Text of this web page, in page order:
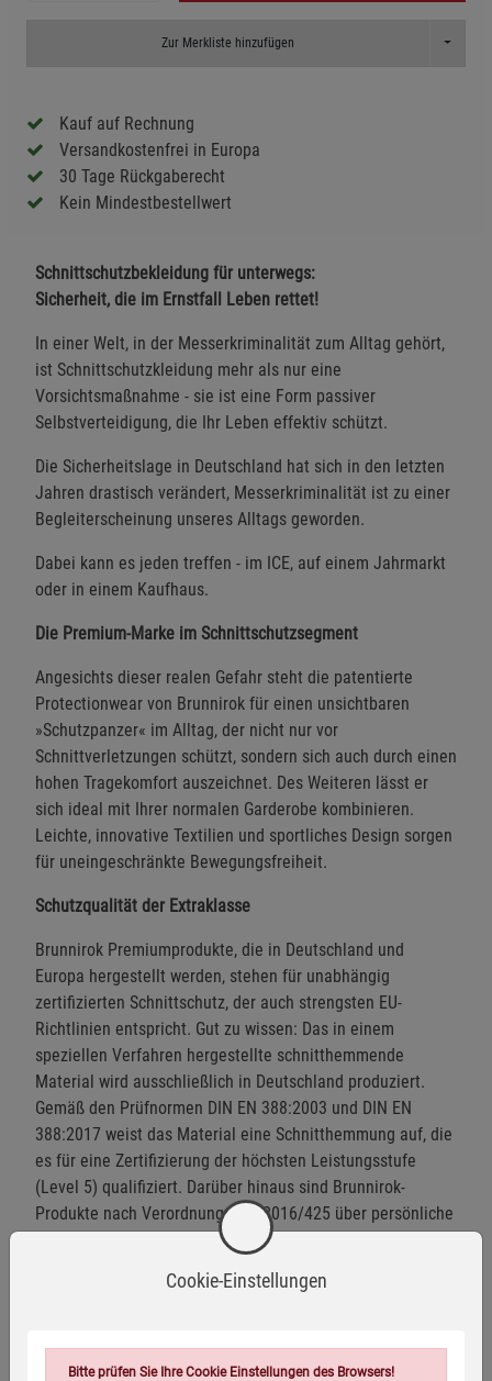
Zur Merkliste hinzufügen Toggle
Kauf auf Rechnung
Versandkostenfrei in Europa
30 Tage Rückgaberecht
Kein Mindestbestellwert
Schnittschutzbekleidung für unterwegs:
Sicherheit, die im Ernstfall Leben rettet!
In einer Welt, in der Messerkriminalität zum Alltag gehört,
ist Schnittschutzkleidung mehr als nur eine
Vorsichtsmaßnahme - sie ist eine Form passiver
Selbstverteidigung, die Ihr Leben effektiv schützt.
Die Sicherheitslage in Deutschland hat sich in den letzten
Jahren drastisch verändert, Messerkriminalität ist zu einer
Begleiterscheinung unseres Alltags geworden.
Dabei kann es jeden treffen - im ICE, auf einem Jahrmarkt
oder in einem Kaufhaus.
Die Premium-Marke im Schnittschutzsegment
Angesichts dieser realen Gefahr steht die patentierte
Protectionwear von Brunnirok für einen unsichtbaren
»Schutzpanzer« im Alltag, der nicht nur vor
Schnittverletzungen schützt, sondern sich auch durch einen
hohen Tragekomfort auszeichnet. Des Weiteren lässt er
sich ideal mit Ihrer normalen Garderobe kombinieren.
Leichte, innovative Textilien und sportliches Design sorgen
für uneingeschränkte Bewegungsfreiheit.
Schutzqualität der Extraklasse
Brunnirok Premiumprodukte, die in Deutschland und
Europa hergestellt werden, stehen für unabhängig
zertifizierten Schnittschutz, der auch strengsten EU-
Richtlinien entspricht. Gut zu wissen: Das in einem
speziellen Verfahren hergestellte schnitthemmende
Material wird ausschließlich in Deutschland produziert.
Gemäß den Prüfnormen DIN EN 388:2003 und DIN EN
388:2017 weist das Material eine Schnitthemmung auf, die
es für eine Zertifizierung der höchsten Leistungsstufe
(Level 5) qualifiziert. Darüber hinaus sind Brunnirok-
Produkte nach Verordnung (EU) 2016/425 über persönliche
Schutzausrüstung (PSA) EU-baumustergeprüft und CE-
werden. Schnittschutz-Level 5 in Anlehnung an EN
Cookie-Einstellungen
Bitte prüfen Sie Ihre Cookie Einstellungen des Browsers!